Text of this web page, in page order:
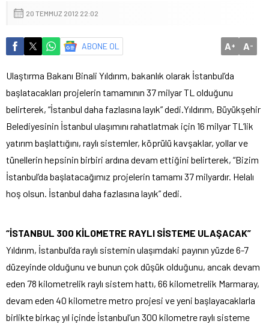
20 TEMMUZ 2012 22:02
ABONE OL A+ A-
Ulaştırma Bakanı Binali Yıldırım, bakanlık olarak İstanbul’da
başlatacakları projelerin tamamının 37 milyar TL olduğunu
belirterek, “İstanbul daha fazlasına layık” dedi. Yıldırım, Büyükşehir
Belediyesinin İstanbul ulaşımını rahatlatmak için 16 milyar TL’lik
yatırım başlattığını, raylı sistemler, köprülü kavşaklar, yollar ve
tünellerin hepsinin birbiri ardına devam ettiğini belirterek, “Bizim
İstanbul’da başlatacağımız projelerin tamamı 37 milyardır. Helalı
hoş olsun. İstanbul daha fazlasına layık” dedi.
“İSTANBUL 300 KİLOMETRE RAYLI SİSTEME ULAŞACAK”
Yıldırım, İstanbul’da raylı sistemin ulaşımdaki payının yüzde 6-7
düzeyinde olduğunu ve bunun çok düşük olduğunu, ancak devam
eden 78 kilometrelik raylı sistem hattı, 66 kilometrelik Marmaray,
devam eden 40 kilometre metro projesi ve yeni başlayacaklarla
birlikte birkaç yıl içinde İstanbul’un 300 kilometre raylı sisteme